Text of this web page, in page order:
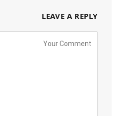
LEAVE A REPLY